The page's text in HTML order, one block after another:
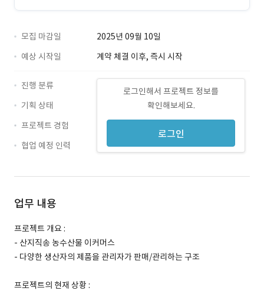
모집 마감일
2025년 09월 10일
예상 시작일
계약 체결 이후, 즉시 시작
로그인해서 프로젝트 정보를
확인해보세요.
로그인
진행 분류
기획 상태
프로젝트 경험
협업 예정 인력
업무 내용
프로젝트 개요 :
- 산지직송 농수산물 이커머스
- 다양한 생산자의 제품을 관리자가 판매/관리하는 구조
프로젝트의 현재 상황 :